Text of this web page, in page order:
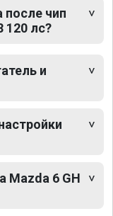
после чип
120 лс?
и
Mazda 6 GH